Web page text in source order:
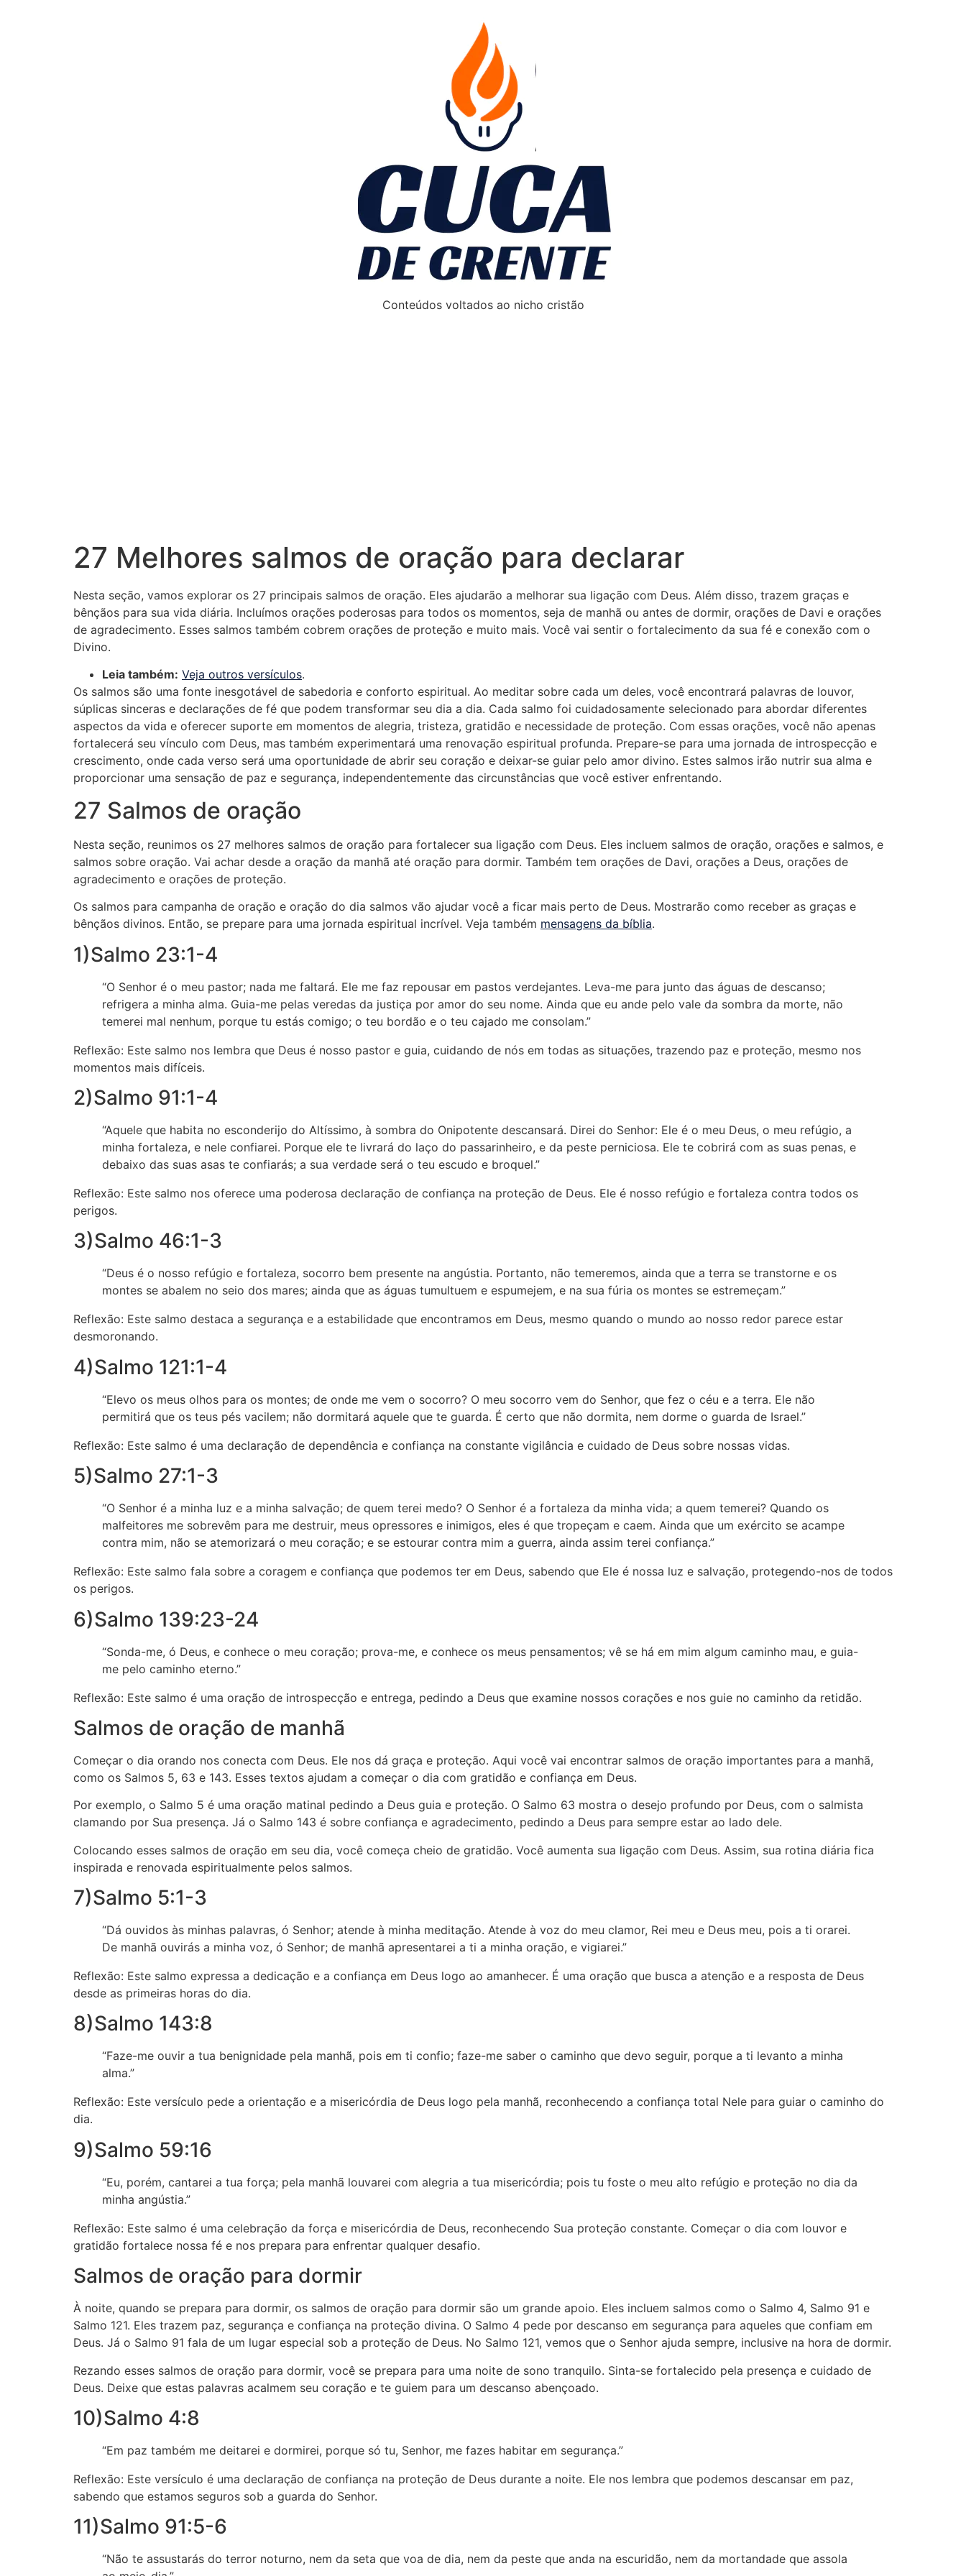
Conteúdos voltados ao nicho cristão
27 Melhores salmos de oração para declarar
Nesta seção, vamos explorar os 27 principais salmos de oração. Eles ajudarão a melhorar sua ligação com Deus. Além disso, trazem graças e
bênçãos para sua vida diária. Incluímos orações poderosas para todos os momentos, seja de manhã ou antes de dormir, orações de Davi e orações
de agradecimento. Esses salmos também cobrem orações de proteção e muito mais. Você vai sentir o fortalecimento da sua fé e conexão com o
Divino.
Leia também: Veja outros versículos.
Os salmos são uma fonte inesgotável de sabedoria e conforto espiritual. Ao meditar sobre cada um deles, você encontrará palavras de louvor,
súplicas sinceras e declarações de fé que podem transformar seu dia a dia. Cada salmo foi cuidadosamente selecionado para abordar diferentes
aspectos da vida e oferecer suporte em momentos de alegria, tristeza, gratidão e necessidade de proteção. Com essas orações, você não apenas
fortalecerá seu vínculo com Deus, mas também experimentará uma renovação espiritual profunda. Prepare-se para uma jornada de introspecção e
crescimento, onde cada verso será uma oportunidade de abrir seu coração e deixar-se guiar pelo amor divino. Estes salmos irão nutrir sua alma e
proporcionar uma sensação de paz e segurança, independentemente das circunstâncias que você estiver enfrentando.
27 Salmos de oração
Nesta seção, reunimos os 27 melhores salmos de oração para fortalecer sua ligação com Deus. Eles incluem salmos de oração, orações e salmos, e
salmos sobre oração. Vai achar desde a oração da manhã até oração para dormir. Também tem orações de Davi, orações a Deus, orações de
agradecimento e orações de proteção.
Os salmos para campanha de oração e oração do dia salmos vão ajudar você a ficar mais perto de Deus. Mostrarão como receber as graças e
bênçãos divinos. Então, se prepare para uma jornada espiritual incrível. Veja também mensagens da bíblia.
1)Salmo 23:1-4
“O Senhor é o meu pastor; nada me faltará. Ele me faz repousar em pastos verdejantes. Leva-me para junto das águas de descanso;
refrigera a minha alma. Guia-me pelas veredas da justiça por amor do seu nome. Ainda que eu ande pelo vale da sombra da morte, não
temerei mal nenhum, porque tu estás comigo; o teu bordão e o teu cajado me consolam.”
Reflexão: Este salmo nos lembra que Deus é nosso pastor e guia, cuidando de nós em todas as situações, trazendo paz e proteção, mesmo nos
momentos mais difíceis.
2)Salmo 91:1-4
“Aquele que habita no esconderijo do Altíssimo, à sombra do Onipotente descansará. Direi do Senhor: Ele é o meu Deus, o meu refúgio, a
minha fortaleza, e nele confiarei. Porque ele te livrará do laço do passarinheiro, e da peste perniciosa. Ele te cobrirá com as suas penas, e
debaixo das suas asas te confiarás; a sua verdade será o teu escudo e broquel.”
Reflexão: Este salmo nos oferece uma poderosa declaração de confiança na proteção de Deus. Ele é nosso refúgio e fortaleza contra todos os
perigos.
3)Salmo 46:1-3
“Deus é o nosso refúgio e fortaleza, socorro bem presente na angústia. Portanto, não temeremos, ainda que a terra se transtorne e os
montes se abalem no seio dos mares; ainda que as águas tumultuem e espumejem, e na sua fúria os montes se estremeçam.”
Reflexão: Este salmo destaca a segurança e a estabilidade que encontramos em Deus, mesmo quando o mundo ao nosso redor parece estar
desmoronando.
4)Salmo 121:1-4
“Elevo os meus olhos para os montes; de onde me vem o socorro? O meu socorro vem do Senhor, que fez o céu e a terra. Ele não
permitirá que os teus pés vacilem; não dormitará aquele que te guarda. É certo que não dormita, nem dorme o guarda de Israel.”
Reflexão: Este salmo é uma declaração de dependência e confiança na constante vigilância e cuidado de Deus sobre nossas vidas.
5)Salmo 27:1-3
“O Senhor é a minha luz e a minha salvação; de quem terei medo? O Senhor é a fortaleza da minha vida; a quem temerei? Quando os
malfeitores me sobrevêm para me destruir, meus opressores e inimigos, eles é que tropeçam e caem. Ainda que um exército se acampe
contra mim, não se atemorizará o meu coração; e se estourar contra mim a guerra, ainda assim terei confiança.”
Reflexão: Este salmo fala sobre a coragem e confiança que podemos ter em Deus, sabendo que Ele é nossa luz e salvação, protegendo-nos de todos
os perigos.
6)Salmo 139:23-24
“Sonda-me, ó Deus, e conhece o meu coração; prova-me, e conhece os meus pensamentos; vê se há em mim algum caminho mau, e guia-
me pelo caminho eterno.”
Reflexão: Este salmo é uma oração de introspecção e entrega, pedindo a Deus que examine nossos corações e nos guie no caminho da retidão.
Salmos de oração de manhã
Começar o dia orando nos conecta com Deus. Ele nos dá graça e proteção. Aqui você vai encontrar salmos de oração importantes para a manhã,
como os Salmos 5, 63 e 143. Esses textos ajudam a começar o dia com gratidão e confiança em Deus.
Por exemplo, o Salmo 5 é uma oração matinal pedindo a Deus guia e proteção. O Salmo 63 mostra o desejo profundo por Deus, com o salmista
clamando por Sua presença. Já o Salmo 143 é sobre confiança e agradecimento, pedindo a Deus para sempre estar ao lado dele.
Colocando esses salmos de oração em seu dia, você começa cheio de gratidão. Você aumenta sua ligação com Deus. Assim, sua rotina diária fica
inspirada e renovada espiritualmente pelos salmos.
7)Salmo 5:1-3
“Dá ouvidos às minhas palavras, ó Senhor; atende à minha meditação. Atende à voz do meu clamor, Rei meu e Deus meu, pois a ti orarei.
De manhã ouvirás a minha voz, ó Senhor; de manhã apresentarei a ti a minha oração, e vigiarei.”
Reflexão: Este salmo expressa a dedicação e a confiança em Deus logo ao amanhecer. É uma oração que busca a atenção e a resposta de Deus
desde as primeiras horas do dia.
8)Salmo 143:8
“Faze-me ouvir a tua benignidade pela manhã, pois em ti confio; faze-me saber o caminho que devo seguir, porque a ti levanto a minha
alma.”
Reflexão: Este versículo pede a orientação e a misericórdia de Deus logo pela manhã, reconhecendo a confiança total Nele para guiar o caminho do
dia.
9)Salmo 59:16
“Eu, porém, cantarei a tua força; pela manhã louvarei com alegria a tua misericórdia; pois tu foste o meu alto refúgio e proteção no dia da
minha angústia.”
Reflexão: Este salmo é uma celebração da força e misericórdia de Deus, reconhecendo Sua proteção constante. Começar o dia com louvor e
gratidão fortalece nossa fé e nos prepara para enfrentar qualquer desafio.
Salmos de oração para dormir
À noite, quando se prepara para dormir, os salmos de oração para dormir são um grande apoio. Eles incluem salmos como o Salmo 4, Salmo 91 e
Salmo 121. Eles trazem paz, segurança e confiança na proteção divina. O Salmo 4 pede por descanso em segurança para aqueles que confiam em
Deus. Já o Salmo 91 fala de um lugar especial sob a proteção de Deus. No Salmo 121, vemos que o Senhor ajuda sempre, inclusive na hora de dormir.
Rezando esses salmos de oração para dormir, você se prepara para uma noite de sono tranquilo. Sinta-se fortalecido pela presença e cuidado de
Deus. Deixe que estas palavras acalmem seu coração e te guiem para um descanso abençoado.
10)Salmo 4:8
“Em paz também me deitarei e dormirei, porque só tu, Senhor, me fazes habitar em segurança.”
Reflexão: Este versículo é uma declaração de confiança na proteção de Deus durante a noite. Ele nos lembra que podemos descansar em paz,
sabendo que estamos seguros sob a guarda do Senhor.
11)Salmo 91:5-6
“Não te assustarás do terror noturno, nem da seta que voa de dia, nem da peste que anda na escuridão, nem da mortandade que assola